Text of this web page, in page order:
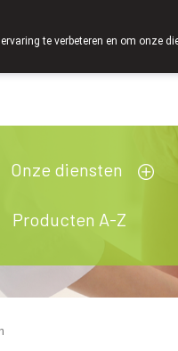
Onze diensten
Producten A-Z
te verbeteren en om onze